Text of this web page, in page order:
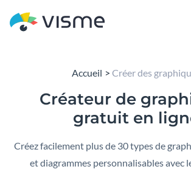
Accueil Créer des
Créateur de
gratuit en
Créez facilement plus de 30 types de
et diagrammes personnalisables avec